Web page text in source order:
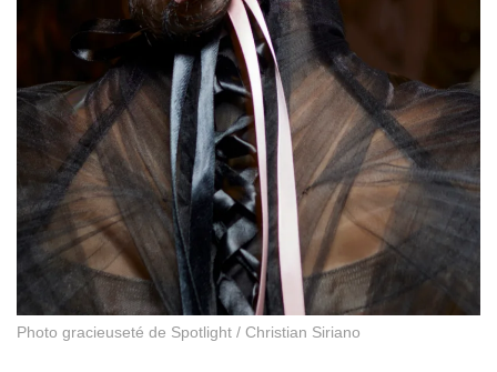
Photo gracieuseté de Spotlight / Christian Siriano